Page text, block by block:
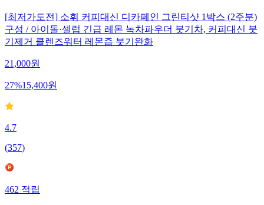
[최저가도전] 소휘 커피대신 디카페인 그린티샷 1박스 (2주분)
구성 / 아이돌·셀럽 긴급 레몬 녹차파우더 붓기차, 커피대신 붓
기제거 클렌즈워터 레몬즙 붓기완화
21,000원
27%15,400원
4.7
(357)
462적립